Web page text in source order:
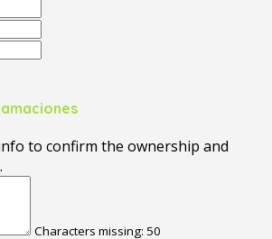
to confirm the ownership and
Characters missing: 50